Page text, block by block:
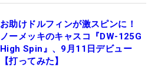
お助けドルフィンが激スピンに！
ノーメッキのキャスコ『DW-125G
High Spin』、9月11日デビュー
【打ってみた】